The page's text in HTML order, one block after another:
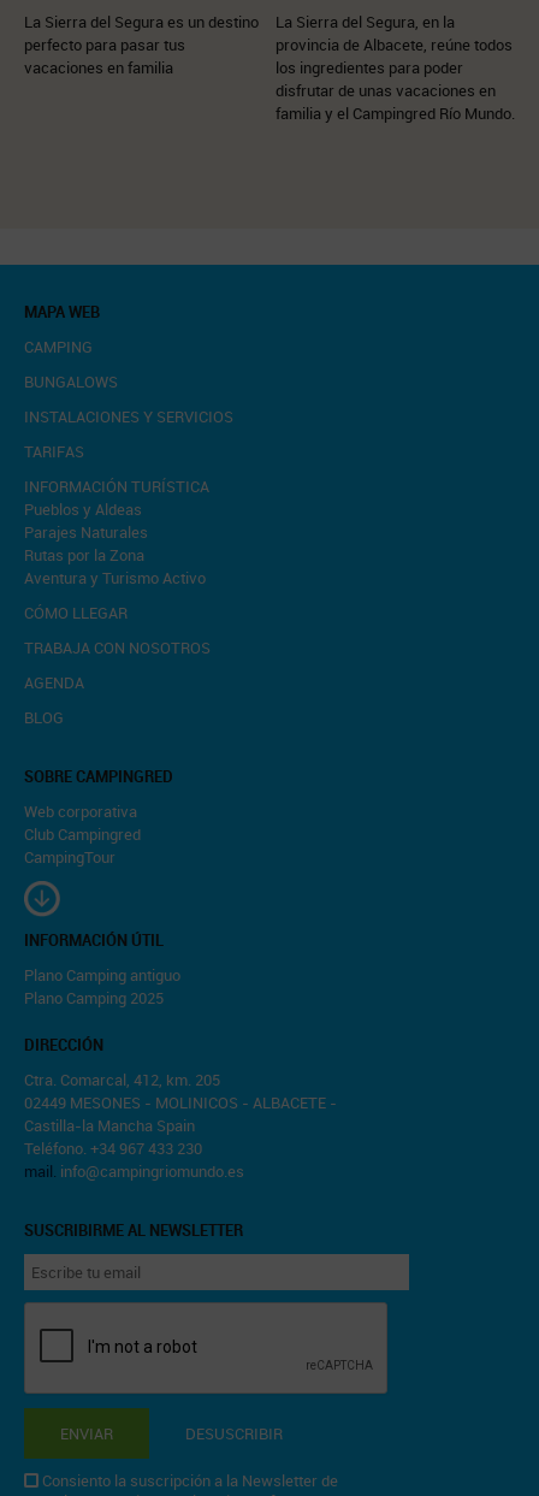
La Sierra del Segura es un destino
perfecto para pasar tus
vacaciones en familia
La Sierra del Segura, en la
provincia de Albacete, reúne todos
los ingredientes para poder
disfrutar de unas vacaciones en
familia y el Campingred Río Mundo.
MAPA WEB
CAMPING
BUNGALOWS
INSTALACIONES Y SERVICIOS
TARIFAS
INFORMACIÓN TURÍSTICA
Pueblos y Aldeas
Parajes Naturales
Rutas por la Zona
Aventura y Turismo Activo
CÓMO LLEGAR
TRABAJA CON NOSOTROS
AGENDA
BLOG
SOBRE CAMPINGRED
Web corporativa
Club Campingred
CampingTour
INFORMACIÓN ÚTIL
Plano Camping antiguo
Plano Camping 2025
DIRECCIÓN
Ctra. Comarcal, 412, km. 205
02449 MESONES - MOLINICOS - ALBACETE -
Castilla-la Mancha Spain
Teléfono. +34 967 433 230
mail. info@campingriomundo.es
SUSCRIBIRME AL NEWSLETTER
ENVIAR DESUSCRIBIR
Consiento la suscripción a la Newsletter de